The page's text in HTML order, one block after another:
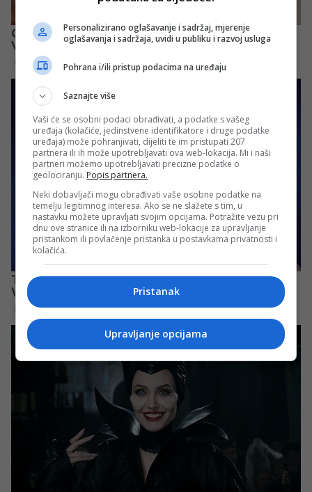
Personalizirano oglašavanje i sadržaj, mjerenje
oglašavanja i sadržaja, uvidi u publiku i razvoj usluga
Pohrana i/ili pristup podacima na uređaju
Saznajte više
Vaši će se osobni podaci obrađivati, a podatke s vašeg
uređaja (kolačiće, jedinstvene identifikatore i druge podatke
uređaja) može pohranjivati, dijeliti te im pristupati 207
partnera ili ih može upotrebljavati ova web-lokacija. Mi i naši
partneri možemo upotrebljavati precizne podatke o
geolociranju. Popis partnera.
Neki dobavljači mogu obrađivati vaše osobne podatke na
temelju legitimnog interesa. Ako se ne slažete s tim, u
nastavku možete upravljati svojim opcijama. Potražite vezu pri
dnu ove stranice ili na izborniku web-lokacije za upravljanje
pristankom ili povlačenje pristanka u postavkama privatnosti i
kolačića.
Pristanak
Upravljanje opcijama